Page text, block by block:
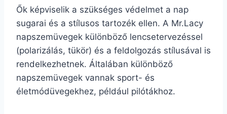
Ők képviselik a szükséges védelmet a nap
sugarai és a stílusos tartozék ellen. A Mr.Lacy
napszemüvegek különböző lencsetervezéssel
(polarizálás, tükör) és a feldolgozás stílusával is
rendelkezhetnek. Általában különböző
napszemüvegek vannak sport- és
életmódüvegekhez, például pilótákhoz.